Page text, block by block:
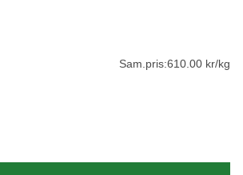
Sam.pris:610.00 kr/kg